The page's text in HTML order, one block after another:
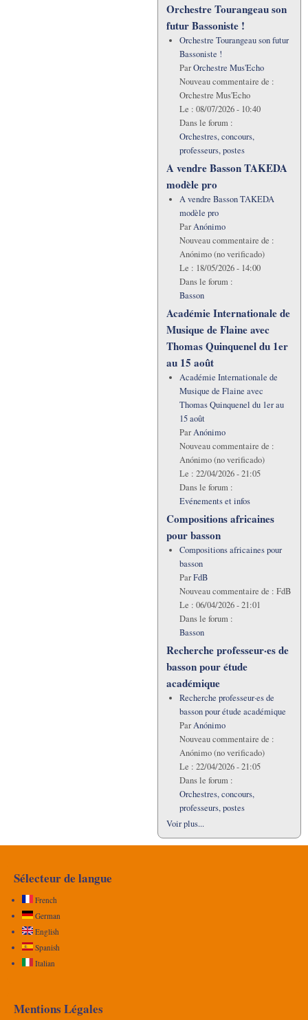
Orchestre Tourangeau son
futur Bassoniste !
Orchestre Tourangeau son futur
Bassoniste !
ParOrchestre Mus'Echo
Nouveau commentaire de :
Orchestre Mus'Echo
Le : 08/07/2026 - 10:40
Dans le forum :
Orchestres, concours,
professeurs, postes
A vendre Basson TAKEDA
modèle pro
A vendre Basson TAKEDA
modèle pro
ParAnónimo
Nouveau commentaire de :
Anónimo (no verificado)
Le : 18/05/2026 - 14:00
Dans le forum :
Basson
Académie Internationale de
Musique de Flaine avec
Thomas Quinquenel du 1er
au 15 août
Académie Internationale de
Musique de Flaine avec
Thomas Quinquenel du 1er au
15 août
ParAnónimo
Nouveau commentaire de :
Anónimo (no verificado)
Le : 22/04/2026 - 21:05
Dans le forum :
Evénements et infos
Compositions africaines
pour basson
Compositions africaines pour
basson
ParFdB
Nouveau commentaire de : FdB
Le : 06/04/2026 - 21:01
Dans le forum :
Basson
Recherche professeur·es de
basson pour étude
académique
Recherche professeur·es de
basson pour étude académique
ParAnónimo
Nouveau commentaire de :
Anónimo (no verificado)
Le : 22/04/2026 - 21:05
Dans le forum :
Orchestres, concours,
professeurs, postes
Voir plus...
Sélecteur de langue
French
German
English
Spanish
Italian
Mentions Légales